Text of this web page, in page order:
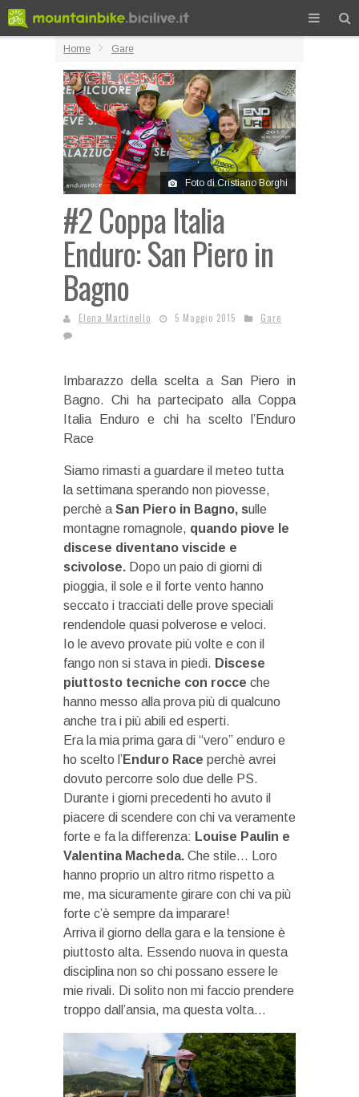
Home Gare
Foto di Cristiano Borghi
#2 Coppa Italia
Enduro: San Piero in
Bagno
Elena Martinello 5 Maggio 2015 Gare
Imbarazzo della scelta a San Piero in
Bagno. Chi ha partecipato alla Coppa
Italia Enduro e chi ha scelto l’Enduro
Race
Siamo rimasti a guardare il meteo tutta
la settimana sperando non piovesse,
perchè a San Piero in Bagno, sulle
montagne romagnole, quando piove le
discese diventano viscide e
scivolose. Dopo un paio di giorni di
pioggia, il sole e il forte vento hanno
seccato i tracciati delle prove speciali
rendendole quasi polverose e veloci.
Io le avevo provate più volte e con il
fango non si stava in piedi. Discese
piuttosto tecniche con rocce che
hanno messo alla prova più di qualcuno
anche tra i più abili ed esperti.
Era la mia prima gara di “vero” enduro e
ho scelto l’Enduro Race perchè avrei
dovuto percorre solo due delle PS.
Durante i giorni precedenti ho avuto il
piacere di scendere con chi va veramente
forte e fa la differenza: Louise Paulin e
Valentina Macheda. Che stile… Loro
hanno proprio un altro ritmo rispetto a
me, ma sicuramente girare con chi va più
forte c’è sempre da imparare!
Arriva il giorno della gara e la tensione è
piuttosto alta. Essendo nuova in questa
disciplina non so chi possano essere le
mie rivali. Di solito non mi faccio prendere
troppo dall’ansia, ma questa volta…